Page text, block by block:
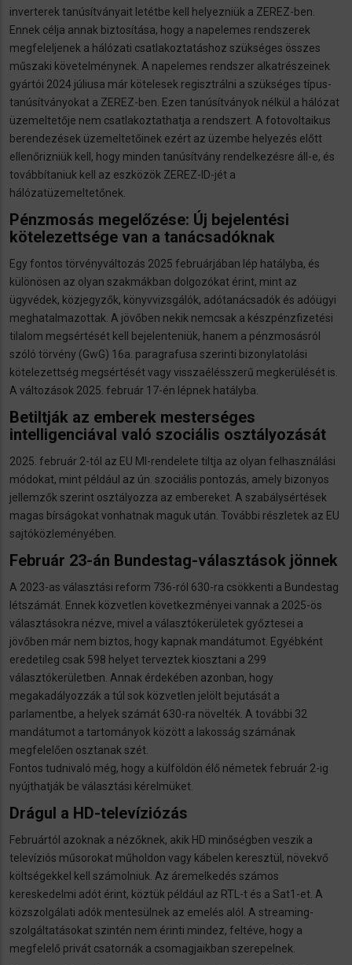
inverterek tanúsítványait letétbe kell helyezniük a ZEREZ-ben.
Ennek célja annak biztosítása, hogy a napelemes rendszerek
megfeleljenek a hálózati csatlakoztatáshoz szükséges összes
műszaki követelménynek. A napelemes rendszer alkatrészeinek
gyártói 2024 júliusa már kötelesek regisztrálni a szükséges típus-
tanúsítványokat a ZEREZ-ben. Ezen tanúsítványok nélkül a hálózat
üzemeltetője nem csatlakoztathatja a rendszert. A fotovoltaikus
berendezések üzemeltetőinek ezért az üzembe helyezés előtt
ellenőrizniük kell, hogy minden tanúsítvány rendelkezésre áll-e, és
továbbítaniuk kell az eszközök ZEREZ-ID-jét a
hálózatüzemeltetőnek.
Pénzmosás megelőzése: Új bejelentési
kötelezettsége van a tanácsadóknak
Egy fontos törvényváltozás 2025 februárjában lép hatályba, és
különösen az olyan szakmákban dolgozókat érint, mint az
ügyvédek, közjegyzők, könyvvizsgálók, adótanácsadók és adóügyi
meghatalmazottak. A jövőben nekik nemcsak a készpénzfizetési
tilalom megsértését kell bejelenteniük, hanem a pénzmosásról
szóló törvény (GwG) 16a. paragrafusa szerinti bizonylatolási
kötelezettség megsértését vagy visszaélésszerű megkerülését is.
A változások 2025. február 17-én lépnek hatályba.
Betiltják az emberek mesterséges
intelligenciával való szociális osztályozását
2025. február 2-tól az EU MI-rendelete tiltja az olyan felhasználási
módokat, mint például az ún. szociális pontozás, amely bizonyos
jellemzők szerint osztályozza az embereket. A szabálysértések
magas bírságokat vonhatnak maguk után. További részletek az EU
sajtóközleményében.
Február 23-án Bundestag-választások jönnek
A 2023-as választási reform 736-ról 630-ra csökkenti a Bundestag
létszámát. Ennek közvetlen következményei vannak a 2025-ös
választásokra nézve, mivel a választókerületek győztesei a
jövőben már nem biztos, hogy kapnak mandátumot. Egyébként
eredetileg csak 598 helyet terveztek kiosztani a 299
választókerületben. Annak érdekében azonban, hogy
megakadályozzák a túl sok közvetlen jelölt bejutását a
parlamentbe, a helyek számát 630-ra növelték. A további 32
mandátumot a tartományok között a lakosság számának
megfelelően osztanak szét.
Fontos tudnivaló még, hogy a külföldön élő németek február 2-ig
nyújthatják be választási kérelmüket.
Drágul a HD-televíziózás
Februártól azoknak a nézőknek, akik HD minőségben veszik a
televíziós műsorokat műholdon vagy kábelen keresztül, növekvő
költségekkel kell számolniuk. Az áremelkedés számos
kereskedelmi adót érint, köztük például az RTL-t és a Sat1-et. A
közszolgálati adók mentesülnek az emelés alól. A streaming-
szolgáltatásokat szintén nem érinti mindez, feltéve, hogy a
megfelelő privát csatornák a csomagjaikban szerepelnek.